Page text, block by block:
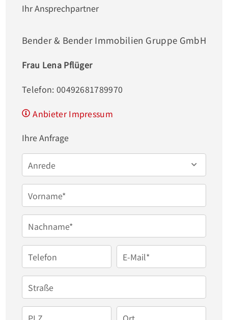
und profitiert von einer großen Fensterfront sowie
Verkehrsnetz.
eine stabile Einkommensquelle garantiert.
Auskünfte über Mieteinnahmen werden im
Immobilie ist besonders interessant für
Kapitalanleger und private Nutzer, die eine
wertbeständige und vielseitige Immobilie suchen.
Ihr Ansprechpartner
Bender & Bender Immobilien Gruppe GmbH
Frau Lena Pflüger
Telefon: 00492681789970
Anbieter Impressum
Ihre Anfrage
Anrede
Vorname*
Nachname*
Telefon E-Mail*
Straße